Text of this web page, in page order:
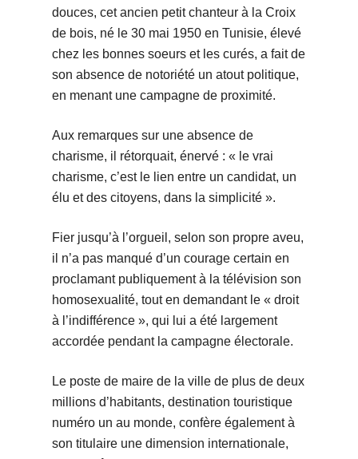
douces, cet ancien petit chanteur à la Croix
de bois, né le 30 mai 1950 en Tunisie, élevé
chez les bonnes soeurs et les curés, a fait de
son absence de notoriété un atout politique,
en menant une campagne de proximité.
Aux remarques sur une absence de
charisme, il rétorquait, énervé : « le vrai
charisme, c’est le lien entre un candidat, un
élu et des citoyens, dans la simplicité ».
Fier jusqu’à l’orgueil, selon son propre aveu,
il n’a pas manqué d’un courage certain en
proclamant publiquement à la télévision son
homosexualité, tout en demandant le « droit
à l’indifférence », qui lui a été largement
accordée pendant la campagne électorale.
Le poste de maire de la ville de plus de deux
millions d’habitants, destination touristique
numéro un au monde, confère également à
son titulaire une dimension internationale,